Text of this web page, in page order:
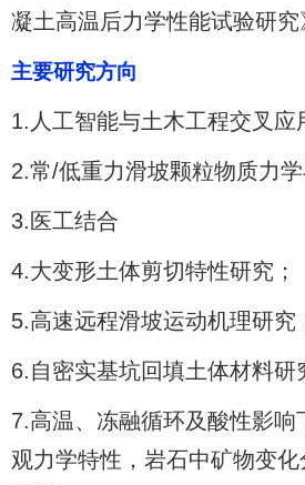
凝土高温后力学性能试验研究
主要研究方向
1.人工智能与土木工程交叉应
2.常/低重力滑坡颗粒物质力学
3.医工结合
4.大变形土体剪切特性研究；
5.高速远程滑坡运动机理研究
6.自密实基坑回填土体材料研
7.高温、冻融循环及酸性影响
观力学特性，岩石中矿物变